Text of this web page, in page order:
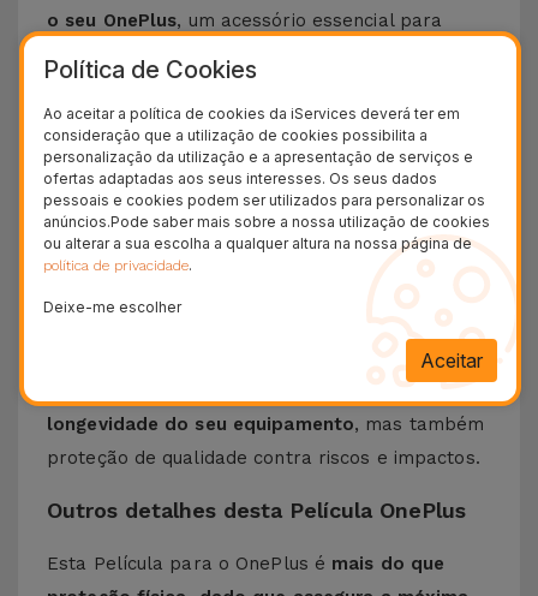
o seu OnePlus, um acessório essencial para
modelos como o OnePlus 3, OnePlus 7T ou o
OnePlus 8 Pro, entre outros.
Bem sabemos que com o uso diário, o ecrã do
Smartphone está sujeito a riscos, quedas,
choques e até mesmo manchas que podem
prejudicar o correto uso. É a pensar nisso que
existe esta película para OnePlus. Euma das
grandes vantagens ao optar por uma película
de vidro temperado é que está assegurar a
longevidade do seu equipamento, mas também
proteção de qualidade contra riscos e impactos.
Outros detalhes desta Película OnePlus
Esta Película para o OnePlus é mais do que
Política de Cookies
Ao aceitar a política de cookies da iServices deverá ter em
consideração que a utilização de cookies possibilita a
personalização da utilização e a apresentação de serviços e
ofertas adaptadas aos seus interesses. Os seus dados
pessoais e cookies podem ser utilizados para personalizar os
anúncios.Pode saber mais sobre a nossa utilização de cookies
ou alterar a sua escolha a qualquer altura na nossa página de
política de privacidade.
Deixe-me escolher
Aceitar